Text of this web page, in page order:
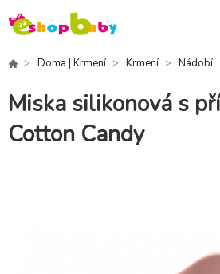
Doma | Krmení Krmení Nádobí
Miska silikonová s
Cotton Candy